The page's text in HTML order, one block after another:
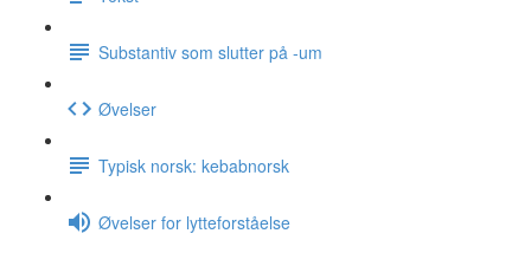
Substantiv som slutter på -um
Øvelser
Typisk norsk: kebabnorsk
Øvelser for lytteforståelse